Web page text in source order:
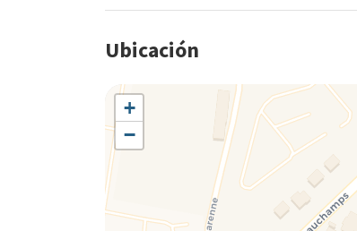
Ubicación
+
−